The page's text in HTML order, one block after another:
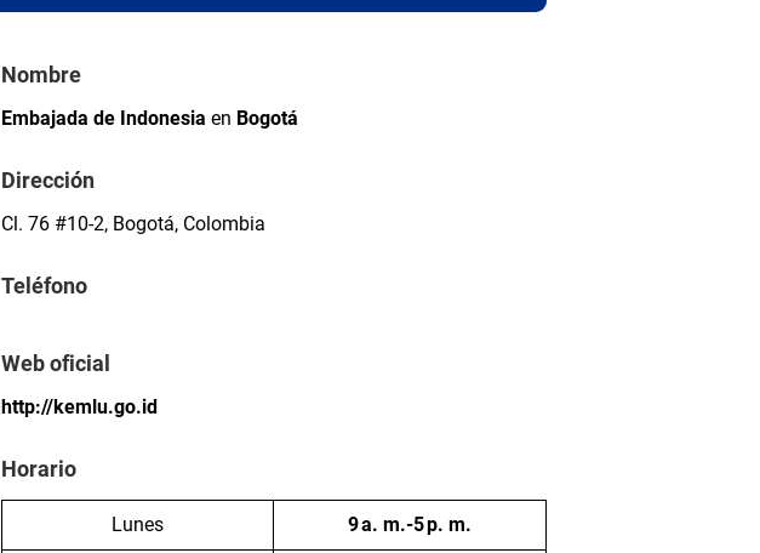
Nombre
Embajada de Indonesia en Bogotá
Dirección
Cl. 76 #10-2, Bogotá, Colombia
Teléfono
Web oficial
http://kemlu.go.id
Horario
Lunes 9 a. m.-5 p. m.